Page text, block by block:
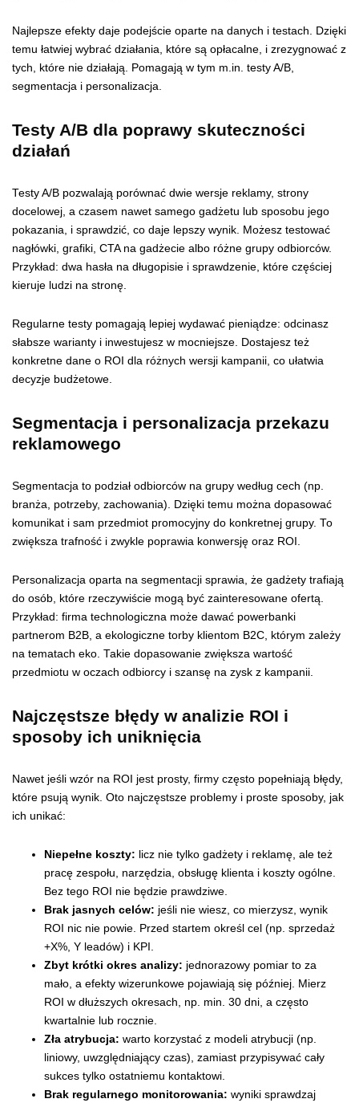
Najlepsze efekty daje podejście oparte na danych i testach. Dzięki
temu łatwiej wybrać działania, które są opłacalne, i zrezygnować z
tych, które nie działają. Pomagają w tym m.in. testy A/B,
segmentacja i personalizacja.
Testy A/B dla poprawy skuteczności
działań
Testy A/B pozwalają porównać dwie wersje reklamy, strony
docelowej, a czasem nawet samego gadżetu lub sposobu jego
pokazania, i sprawdzić, co daje lepszy wynik. Możesz testować
nagłówki, grafiki, CTA na gadżecie albo różne grupy odbiorców.
Przykład: dwa hasła na długopisie i sprawdzenie, które częściej
kieruje ludzi na stronę.
Regularne testy pomagają lepiej wydawać pieniądze: odcinasz
słabsze warianty i inwestujesz w mocniejsze. Dostajesz też
konkretne dane o ROI dla różnych wersji kampanii, co ułatwia
decyzje budżetowe.
Segmentacja i personalizacja przekazu
reklamowego
Segmentacja to podział odbiorców na grupy według cech (np.
branża, potrzeby, zachowania). Dzięki temu można dopasować
komunikat i sam przedmiot promocyjny do konkretnej grupy. To
zwiększa trafność i zwykle poprawia konwersję oraz ROI.
Personalizacja oparta na segmentacji sprawia, że gadżety trafiają
do osób, które rzeczywiście mogą być zainteresowane ofertą.
Przykład: firma technologiczna może dawać powerbanki
partnerom B2B, a ekologiczne torby klientom B2C, którym zależy
na tematach eko. Takie dopasowanie zwiększa wartość
przedmiotu w oczach odbiorcy i szansę na zysk z kampanii.
Najczęstsze błędy w analizie ROI i
sposoby ich uniknięcia
Nawet jeśli wzór na ROI jest prosty, firmy często popełniają błędy,
które psują wynik. Oto najczęstsze problemy i proste sposoby, jak
ich unikać:
Niepełne koszty: licz nie tylko gadżety i reklamę, ale też
pracę zespołu, narzędzia, obsługę klienta i koszty ogólne.
Bez tego ROI nie będzie prawdziwe.
Brak jasnych celów: jeśli nie wiesz, co mierzysz, wynik
ROI nic nie powie. Przed startem określ cel (np. sprzedaż
+X%, Y leadów) i KPI.
Zbyt krótki okres analizy: jednorazowy pomiar to za
mało, a efekty wizerunkowe pojawiają się później. Mierz
ROI w dłuższych okresach, np. min. 30 dni, a często
kwartalnie lub rocznie.
Zła atrybucja: warto korzystać z modeli atrybucji (np.
liniowy, uwzględniający czas), zamiast przypisywać cały
sukces tylko ostatniemu kontaktowi.
Brak regularnego monitorowania: wyniki sprawdzaj